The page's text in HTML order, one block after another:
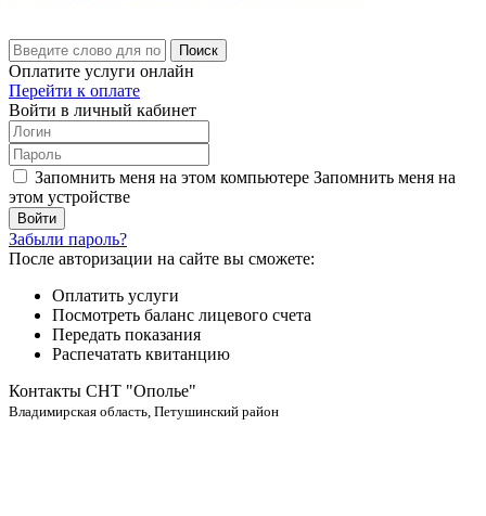
Поиск
Оплатите услуги онлайн
Перейти к оплате
Войти в личный кабинет
Запомнить меня на этом компьютере Запомнить меня на
этом устройстве
Забыли пароль?
После авторизации на сайте вы сможете:
Оплатить услуги
Посмотреть баланс лицевого счета
Передать показания
Распечатать квитанцию
Контакты СНТ "Ополье"
Владимирская область, Петушинский район